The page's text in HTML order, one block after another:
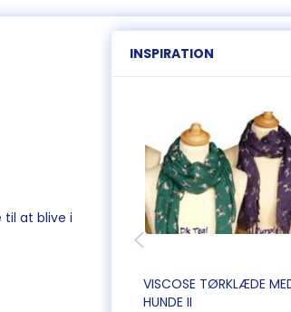
at blive i
INSPIRATION
VISCOSE TØRKLÆDE
HUNDE II